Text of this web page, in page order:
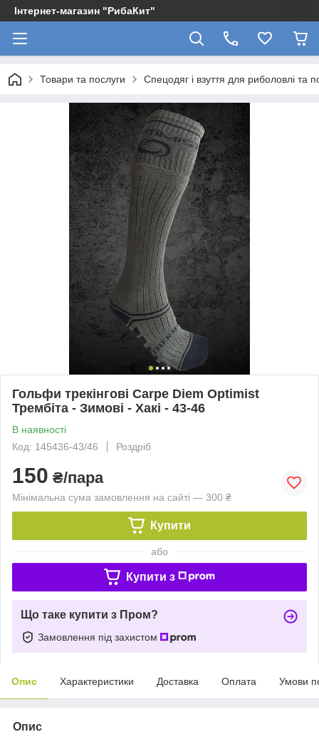
Інтернет-магазин "РибаКит"
Товари та послуги Спецодяг і взуття для риболовлі та
Гольфи трекінгові Carpe Diem Optimist
Трембіта - Зимові - Хакі - 43-46
В наявності
Код: 145436-43/46
Роздріб
150 ₴/пара
Мінімальна сума замовлення на сайті — 300 ₴
Купити
або
Купити з
Що таке купити з Пром?
Замовлення під захистом
Опис Характеристики Доставка Оплата Умови
Опис